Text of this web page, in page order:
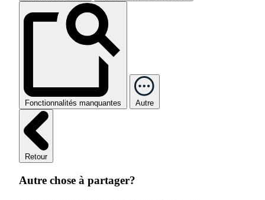
Fonctionnalités manquantes Autre
Retour
Autre chose à partager?